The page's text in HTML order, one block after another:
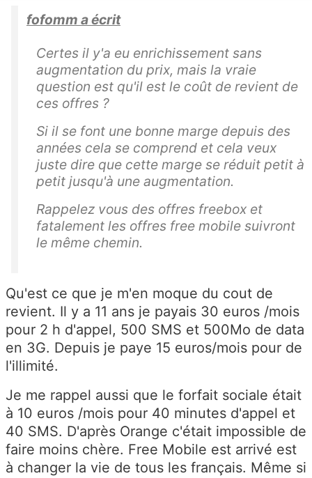
fofomm a écrit
Certes il y'a eu enrichissement sans
augmentation du prix, mais la vraie
question est qu'il est le coût de revient de
ces offres ?
Si il se font une bonne marge depuis des
années cela se comprend et cela veux
juste dire que cette marge se réduit petit à
petit jusqu'à une augmentation.
Rappelez vous des offres freebox et
fatalement les offres free mobile suivront
le même chemin.
Qu'est ce que je m'en moque du cout de
revient. Il y a 11 ans je payais 30 euros /mois
pour 2 h d'appel, 500 SMS et 500Mo de data
en 3G. Depuis je paye 15 euros/mois pour de
l'illimité.
Je me rappel aussi que le forfait sociale était
à 10 euros /mois pour 40 minutes d'appel et
40 SMS. D'après Orange c'était impossible de
faire moins chère. Free Mobile est arrivé est
à changer la vie de tous les français. Même si